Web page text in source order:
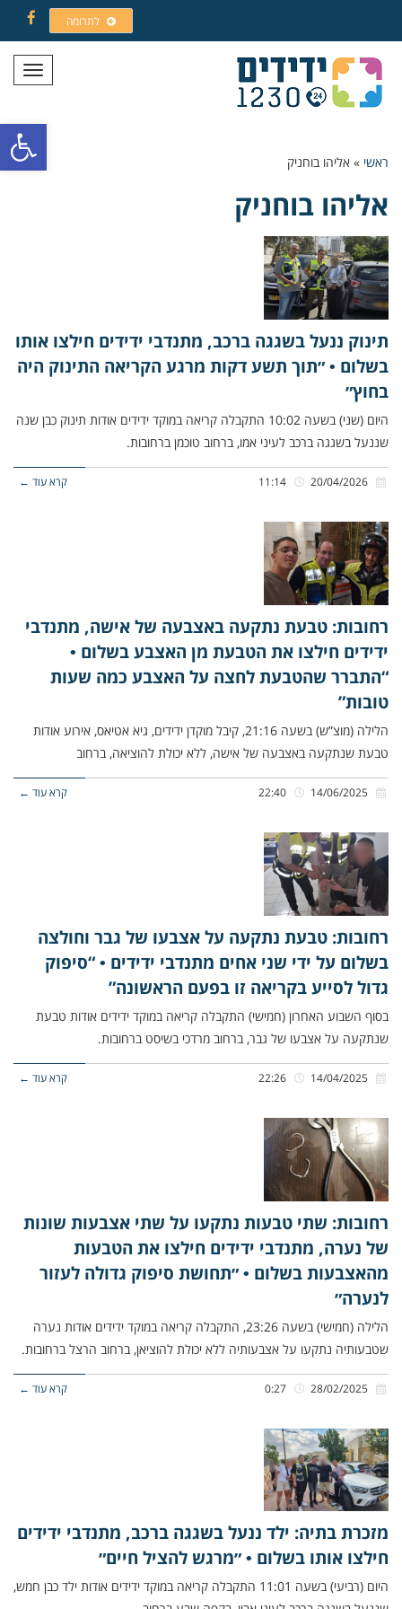
פתח
לתרומה
תפריט
ראשי » אליהו בוחניק
אליהו בוחניק
תינוק ננעל בשגגה ברכב, מתנדבי ידידים חילצו אותו
בשלום • ״תוך תשע דקות מרגע הקריאה התינוק היה
בחוץ״
היום (שני) בשעה 10:02 התקבלה קריאה במוקד ידידים אודות תינוק כבן שנה
שננעל בשגגה ברכב לעיני אמו, ברחוב טוכמן ברחובות.
קרא עוד ←
רחובות: טבעת נתקעה באצבעה של אישה, מתנדבי
ידידים חילצו את הטבעת מן האצבע בשלום •
“התברר שהטבעת לחצה על האצבע כמה שעות
טובות”
הלילה (מוצ”ש) בשעה 21:16, קיבל מוקדן ידידים, גיא אטיאס, אירוע אודות
טבעת שנתקעה באצבעה של אישה, ללא יכולת להוציאה, ברחוב
קרא עוד ←
רחובות: טבעת נתקעה על אצבעו של גבר וחולצה
בשלום על ידי שני אחים מתנדבי ידידים • “סיפוק
גדול לסייע בקריאה זו בפעם הראשונה”
בסוף השבוע האחרון (חמישי) התקבלה קריאה במוקד ידידים אודות טבעת
שנתקעה על אצבעו של גבר, ברחוב מרדכי בשיסט ברחובות.
קרא עוד ←
רחובות: שתי טבעות נתקעו על שתי אצבעות שונות
של נערה, מתנדבי ידידים חילצו את הטבעות
מהאצבעות בשלום • ״תחושת סיפוק גדולה לעזור
לנערה״
הלילה (חמישי) בשעה 23:26, התקבלה קריאה במוקד ידידים אודות נערה
שטבעותיה נתקעו על אצבעותיה ללא יכולת להוציאן, ברחוב הרצל ברחובות.
קרא עוד ←
מזכרת בתיה: ילד ננעל בשגגה ברכב, מתנדבי ידידים
חילצו אותו בשלום • ״מרגש להציל חיים״
היום (רביעי) בשעה 11:01 התקבלה קריאה במוקד ידידים אודות ילד כבן חמש,